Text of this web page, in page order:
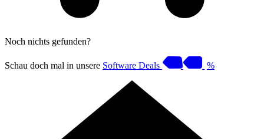
Noch nichts gefunden?
Schau doch mal in unsere Software Deals %